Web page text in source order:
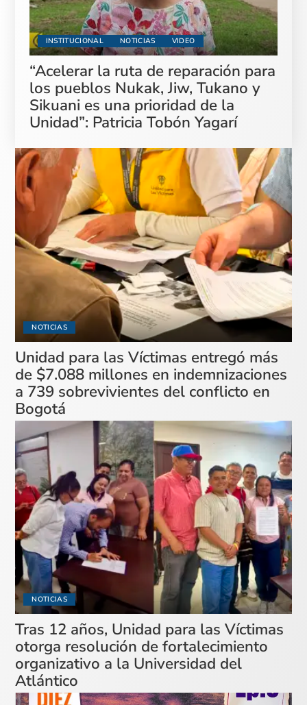
INSTITUCIONAL NOTICIAS VIDEO
“Acelerar la ruta de reparación para
los pueblos Nukak, Jiw, Tukano y
Sikuani es una prioridad de la
Unidad”: Patricia Tobón Yagarí
NOTICIAS
Unidad para las Víctimas entregó más
de $7.088 millones en indemnizaciones
a 739 sobrevivientes del conflicto en
Bogotá
NOTICIAS
Tras 12 años, Unidad para las Víctimas
otorga resolución de fortalecimiento
organizativo a la Universidad del
Atlántico